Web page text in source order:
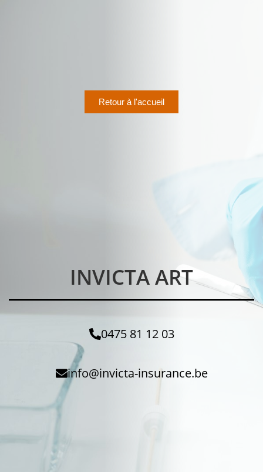
Retour à l'accueil
INVICTA ART
0475 81 12 03
info@invicta-insurance.be